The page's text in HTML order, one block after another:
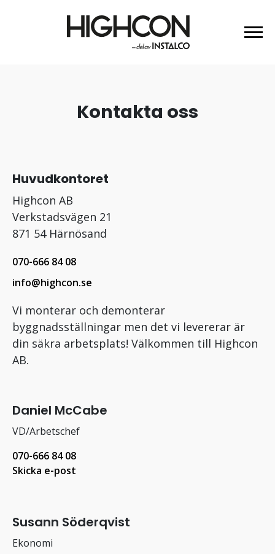
Kontakta oss
Huvudkontoret
Highcon AB
Verkstadsvägen 21
871 54 Härnösand
070-666 84 08
info@highcon.se
Vi monterar och demonterar
byggnadsställningar men det vi levererar är
din säkra arbetsplats! Välkommen till Highcon
AB.
Daniel McCabe
VD/Arbetschef
070-666 84 08
Skicka e-post
Susann Söderqvist
Ekonomi